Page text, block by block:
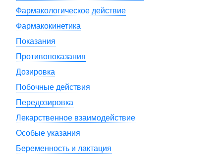
Фармакологическое действие
Фармакокинетика
Показания
Противопоказания
Дозировка
Побочные действия
Передозировка
Лекарственное взаимодействие
Особые указания
Беременность и лактация